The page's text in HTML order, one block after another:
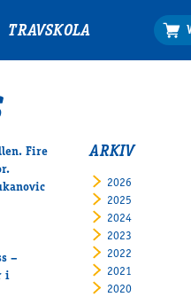
TRAVSKOLA
Fire
–
i
ARKIV
2026
2025
2024
2023
2022
2021
2020